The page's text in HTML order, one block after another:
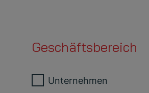
Geschäftsbereich
Unternehmen